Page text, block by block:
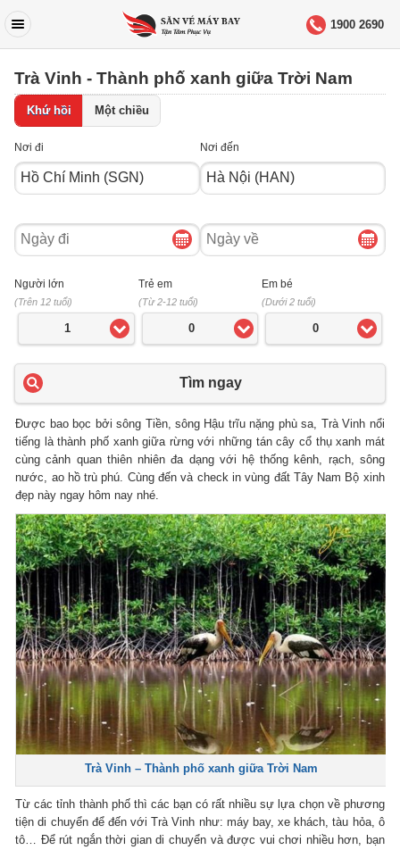
1900 2690
Trà Vinh - Thành phố xanh giữa Trời Nam
Khứ hồi Một chiều
Nơi đi Nơi đến
Ngày
đi
Ngày
về
Người lớn
(Trên 12 tuổi)
1
Trẻ em
(Từ 2-12 tuổi)
0
Em bé
(Dưới 2 tuổi)
0
Tìm ngay
Được bao bọc bởi sông Tiền, sông Hậu trĩu nặng phù sa, Trà Vinh nổi
tiếng là thành phố xanh giữa rừng với những tán cây cổ thụ xanh mát
cùng cảnh quan thiên nhiên đa dạng với hệ thống kênh, rạch, sông
nước, ao hồ trù phú. Cùng đến và check in vùng đất Tây Nam Bộ xinh
đẹp này ngay hôm nay nhé.
Trà Vinh – Thành phố xanh giữa Trời Nam
Từ các tỉnh thành phố thì các bạn có rất nhiều sự lựa chọn về phương
tiện di chuyển để đến với Trà Vinh như: máy bay, xe khách, tàu hỏa, ô
tô… Để rút ngắn thời gian di chuyển và được vui chơi nhiều hơn, bạn